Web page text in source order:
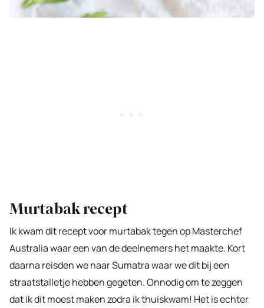
Murtabak recept
Ik kwam dit recept voor murtabak tegen op Masterchef
Australia waar een van de deelnemers het maakte. Kort
daarna reisden we naar Sumatra waar we dit bij een
straatstalletje hebben gegeten. Onnodig om te zeggen
dat ik dit moest maken zodra ik thuiskwam! Het is echter